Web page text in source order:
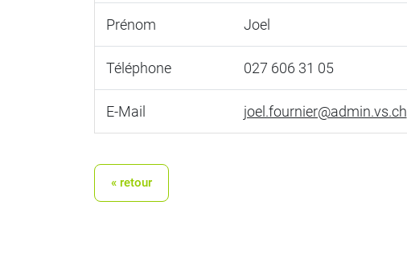
Prénom Joel
Téléphone 027 606 31 05
E-Mail joel.fournier@admin.vs.ch
« retour